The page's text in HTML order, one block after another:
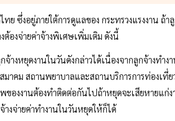
ย ซึ่งอยู่ภายใต้การดูแลของ กระทรวงแรงงาน ถ้
องจ่ายค่าจ้างพิเศษเพิ่มเติม ดังนี้
างหยุดงานในวันดังกล่าวได้เนื่องจากลูกจ้างทำ
มาคม สถานพยาบาลและสถานบริการการท่องเที่
องงานต้องทำติดต่อกันไปถ้าหยุดจะเสียหายแก่
งจ่ายค่าทำงานในวันหยุดให้ก็ได้